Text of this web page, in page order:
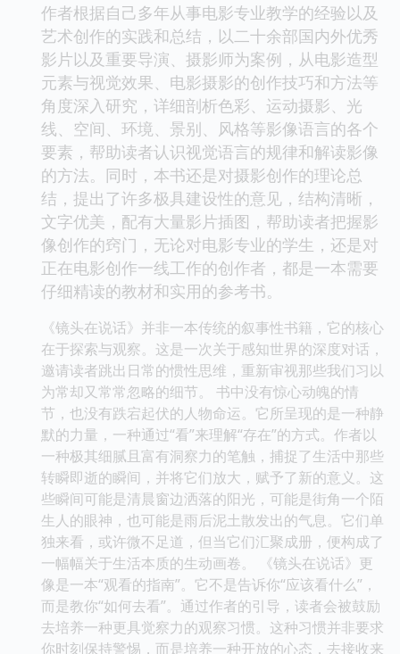
作者根据自己多年从事电影专业教学的经验以及
艺术创作的实践和总结，以二十余部国内外优秀
影片以及重要导演、摄影师为案例，从电影造型
元素与视觉效果、电影摄影的创作技巧和方法等
角度深入研究，详细剖析色彩、运动摄影、光
线、空间、环境、景别、风格等影像语言的各个
要素，帮助读者认识视觉语言的规律和解读影像
的方法。同时，本书还是对摄影创作的理论总
结，提出了许多极具建设性的意见，结构清晰，
文字优美，配有大量影片插图，帮助读者把握影
像创作的窍门，无论对电影专业的学生，还是对
正在电影创作一线工作的创作者，都是一本需要
仔细精读的教材和实用的参考书。
《镜头在说话》并非一本传统的叙事性书籍，它的核心
在于探索与观察。这是一次关于感知世界的深度对话，
邀请读者跳出日常的惯性思维，重新审视那些我们习以
为常却又常常忽略的细节。 书中没有惊心动魄的情
节，也没有跌宕起伏的人物命运。它所呈现的是一种静
默的力量，一种通过“看”来理解“存在”的方式。作者以
一种极其细腻且富有洞察力的笔触，捕捉了生活中那些
转瞬即逝的瞬间，并将它们放大，赋予了新的意义。这
些瞬间可能是清晨窗边洒落的阳光，可能是街角一个陌
生人的眼神，也可能是雨后泥土散发出的气息。它们单
独来看，或许微不足道，但当它们汇聚成册，便构成了
一幅幅关于生活本质的生动画卷。 《镜头在说话》更
像是一本“观看的指南”。它不是告诉你“应该看什么”，
而是教你“如何去看”。通过作者的引导，读者会被鼓励
去培养一种更具觉察力的观察习惯。这种习惯并非要求
你时刻保持警惕，而是培养一种开放的心态，去接收来